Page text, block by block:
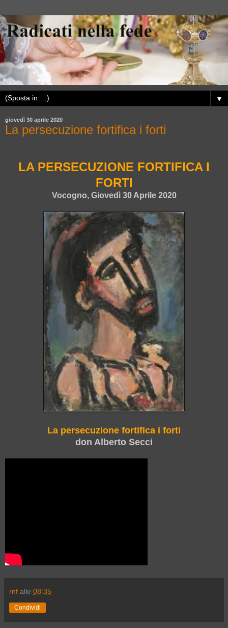
▼
giovedì 30 aprile 2020
La persecuzione fortifica i forti
LA PERSECUZIONE FORTIFICA I
FORTI
Vocogno, Giovedì 30 Aprile 2020
La persecuzione fortifica i forti
don Alberto Secci
rnf alle 08:35
Condividi